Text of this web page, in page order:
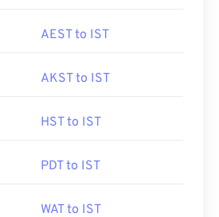
AEST to IST
AKST to IST
HST to IST
PDT to IST
WAT to IST